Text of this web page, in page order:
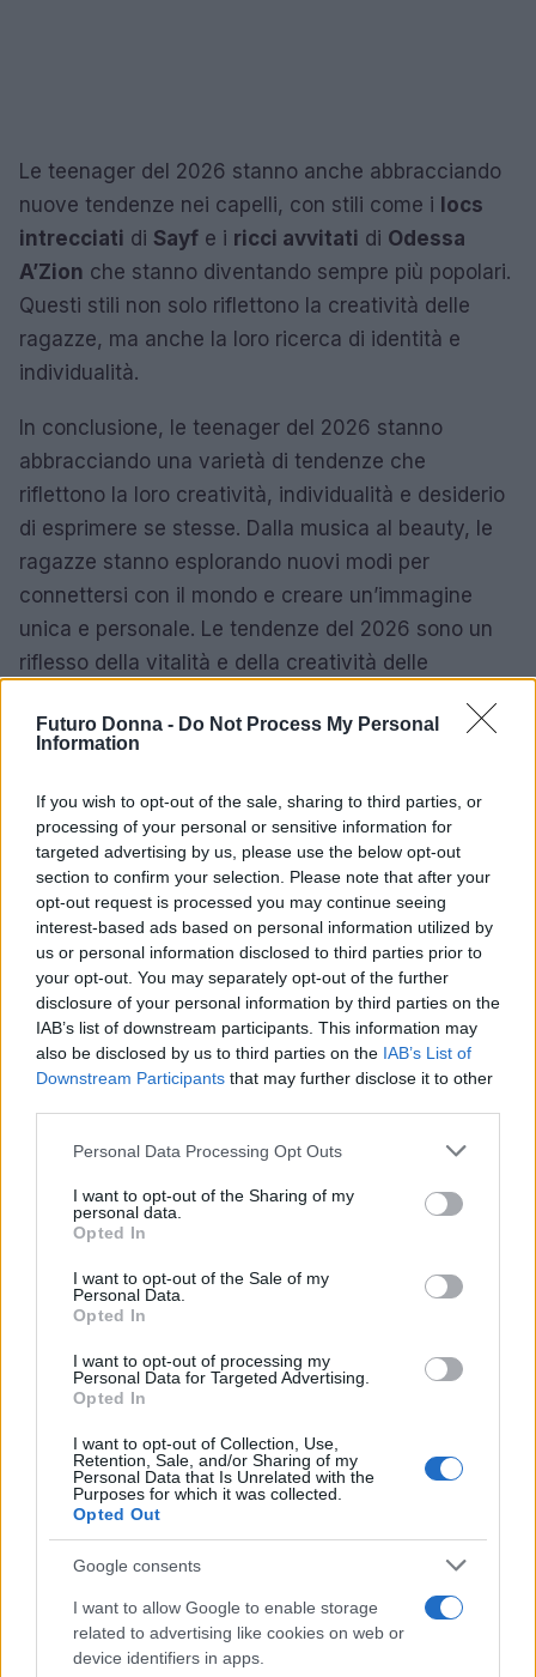
Futuro Donna - Do Not Process My Personal
Information
If you wish to opt-out of the sale, sharing to third parties, or
processing of your personal or sensitive information for
targeted advertising by us, please use the below opt-out
section to confirm your selection. Please note that after your
opt-out request is processed you may continue seeing
interest-based ads based on personal information utilized by
us or personal information disclosed to third parties prior to
your opt-out. You may separately opt-out of the further
disclosure of your personal information by third parties on the
IAB’s list of downstream participants. This information may
also be disclosed by us to third parties on the IAB’s List of
Downstream Participants that may further disclose it to other
Please note that this website/app uses one or more Google
not limited to your visit or usage behaviour. You may click to
grant or deny consent to Google and its third-party tags to
use your data for below specified purposes in below Google
consent section.
Personal Data Processing Opt Outs
I want to opt-out of the Sharing of my
personal data.
Opted In
I want to opt-out of the Sale of my
Personal Data.
Opted In
I want to opt-out of processing my
Personal Data for Targeted Advertising.
Opted In
I want to opt-out of Collection, Use,
Retention, Sale, and/or Sharing of my
Personal Data that Is Unrelated with the
Purposes for which it was collected.
Opted Out
Google consents
I want to allow Google to enable storage
related to advertising like cookies on web or
device identifiers in apps.
Le teenager del 2026 stanno anche abbracciando
nuove tendenze nei capelli, con stili come i locs
intrecciati di Sayf e i ricci avvitati di Odessa
A’Zion che stanno diventando sempre più popolari.
Questi stili non solo riflettono la creatività delle
ragazze, ma anche la loro ricerca di identità e
individualità.
In conclusione, le teenager del 2026 stanno
abbracciando una varietà di tendenze che
riflettono la loro creatività, individualità e desiderio
di esprimere se stesse. Dalla musica al beauty, le
ragazze stanno esplorando nuovi modi per
connettersi con il mondo e creare un’immagine
unica e personale. Le tendenze del 2026 sono un
riflesso della vitalità e della creatività delle
cosa riserverà il futuro.
AUTORE
Matteo Pellegrino
Matteo Pellegrino ha organizzato una sfilata
pop-up nei vicoli del Quartieri Spagnoli per
promuovere giovani designer; è editorialista
moda che cura rubriche su artigianato e
tendenze locali. Nato a Napoli, conserva
bozze di pattern e appunti presi nelle sartorie
di via Toledo.
Continua a leggere